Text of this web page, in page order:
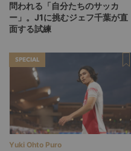
問われる「自分たちのサッカ
ー」。J1に挑むジェフ千葉が直
面する試練
SPECIAL
Yuki Ohto Puro